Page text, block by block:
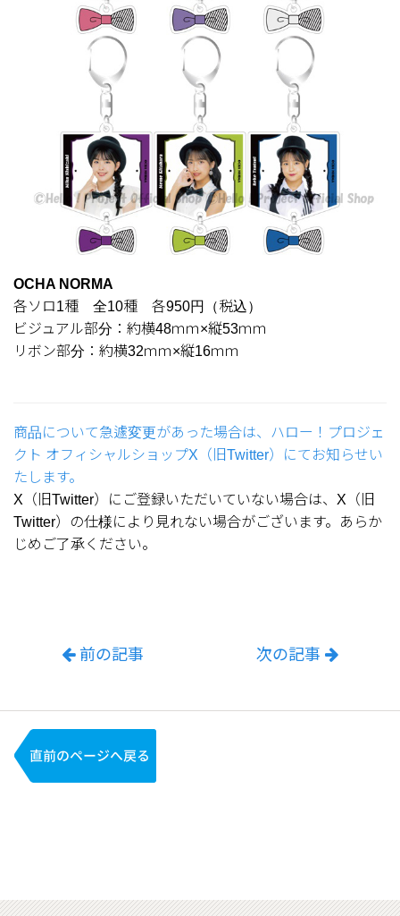
OCHA NORMA
各ソロ1種 全10種 各950円（税込）
ビジュアル部分：約横48ｍｍ×縦53ｍｍ
リボン部分：約横32ｍｍ×縦16ｍｍ
商品について急遽変更があった場合は、ハロー！プロジェ
クト オフィシャルショップX（旧Twitter）にてお知らせい
たします。
X（旧Twitter）にご登録いただいていない場合は、X（旧
Twitter）の仕様により見れない場合がございます。あらか
じめご了承ください。
前の記事 次の記事